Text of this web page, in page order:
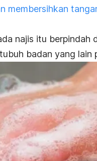
membersihkan
najis itu berpindah
badan yang lain